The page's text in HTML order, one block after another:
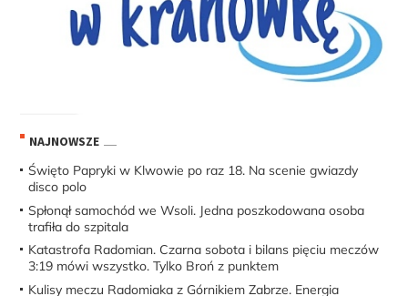
NAJNOWSZE
Święto Papryki w Klwowie po raz 18. Na scenie gwiazdy
disco polo
Spłonął samochód we Wsoli. Jedna poszkodowana osoba
trafiła do szpitala
Katastrofa Radomian. Czarna sobota i bilans pięciu meczów
3:19 mówi wszystko. Tylko Broń z punktem
Kulisy meczu Radomiaka z Górnikiem Zabrze. Energia